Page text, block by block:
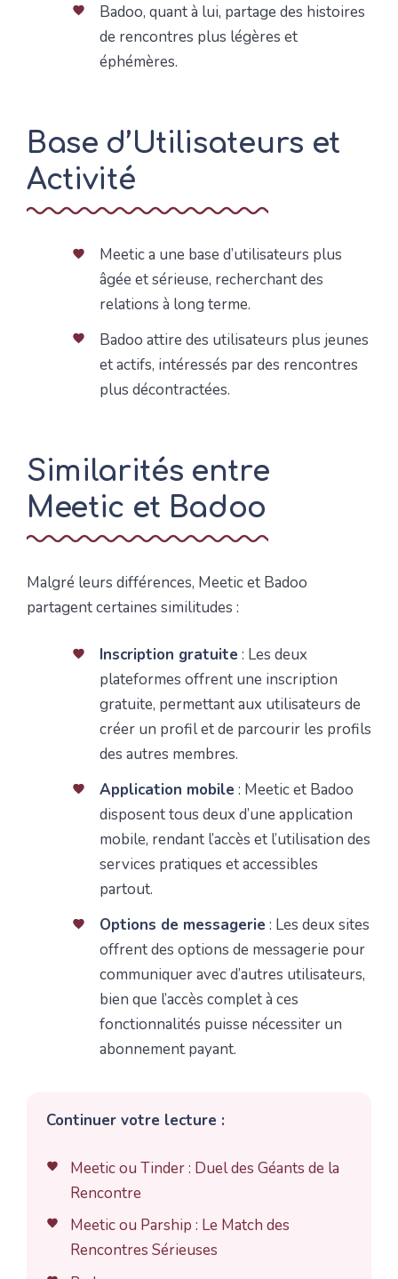
Badoo, quant à lui, partage des histoires
de rencontres plus légères et
éphémères.
Base d’Utilisateurs et
Activité
Meetic a une base d’utilisateurs plus
âgée et sérieuse, recherchant des
relations à long terme.
Badoo attire des utilisateurs plus jeunes
et actifs, intéressés par des rencontres
plus décontractées.
Similarités entre
Meetic et Badoo
Malgré leurs différences, Meetic et Badoo
partagent certaines similitudes :
Inscription gratuite : Les deux
plateformes offrent une inscription
gratuite, permettant aux utilisateurs de
créer un profil et de parcourir les profils
des autres membres.
Application mobile : Meetic et Badoo
disposent tous deux d’une application
mobile, rendant l’accès et l’utilisation des
services pratiques et accessibles
partout.
Options de messagerie : Les deux sites
offrent des options de messagerie pour
communiquer avec d’autres utilisateurs,
bien que l’accès complet à ces
fonctionnalités puisse nécessiter un
abonnement payant.
Continuer votre lecture :
Meetic ou Tinder : Duel des Géants de la
Rencontre
Meetic ou Parship : Le Match des
Rencontres Sérieuses